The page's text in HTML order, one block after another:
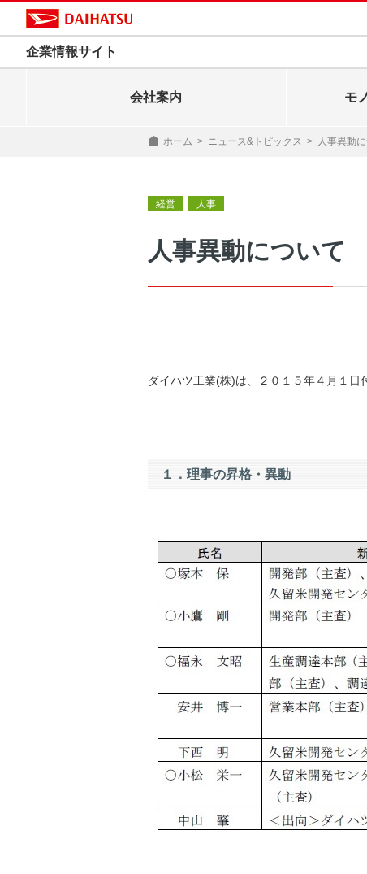
企業情報サイト
会社案内 モ
ホーム > ニュース&トピックス > 人事異動
経営 人事
人事異動について
ダイハツ工業(株)は、２０１５年４月１日
１．理事の昇格・異動